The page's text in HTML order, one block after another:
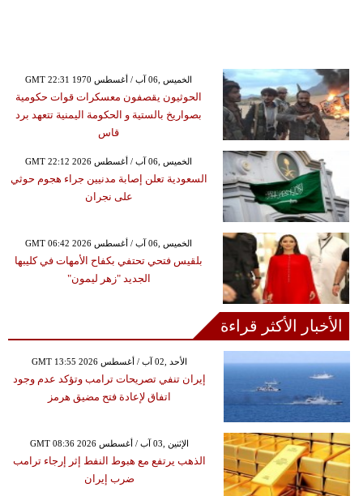
GMT 22:31 1970 الخميس ,06 آب / أغسطس
الحوثيون يقصفون معسكرات قوات حكومية
بصواريخ بالستية و الحكومة اليمنية تتعهد برد
قاس
GMT 22:12 2026 الخميس ,06 آب / أغسطس
السعودية تعلن إصابة مدنيين جراء هجوم حوثي
على نجران
GMT 06:42 2026 الخميس ,06 آب / أغسطس
بلقيس فتحي تحتفي بكفاح الأمهات في كليبها
الجديد "زهر ليمون"
الأخبار الأكثر قراءة
GMT 13:55 2026 الأحد ,02 آب / أغسطس
إيران تنفي تصريحات ترامب وتؤكد عدم وجود
اتفاق لإعادة فتح مضيق هرمز
GMT 08:36 2026 الإثنين ,03 آب / أغسطس
الذهب يرتفع مع هبوط النفط إثر إرجاء ترامب
ضرب إيران